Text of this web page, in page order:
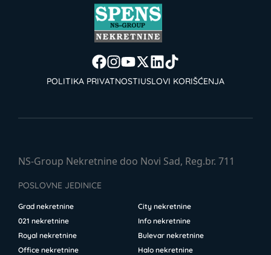
POLITIKA PRIVATNOSTIUSLOVI KORIŠĆENJA
NS-Group Nekretnine doo Novi Sad, Reg.br. 711
POSLOVNE JEDINICE
Grad nekretnine
City nekretnine
021 nekretnine
Info nekretnine
Royal nekretnine
Bulevar nekretnine
Office nekretnine
Halo nekretnine